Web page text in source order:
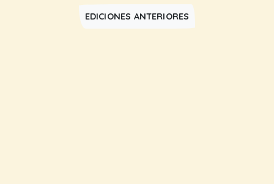
EDICIONES ANTERIORES